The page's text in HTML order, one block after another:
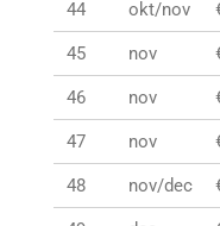
44 okt/nov
45 nov
46 nov
47 nov
48 nov/dec